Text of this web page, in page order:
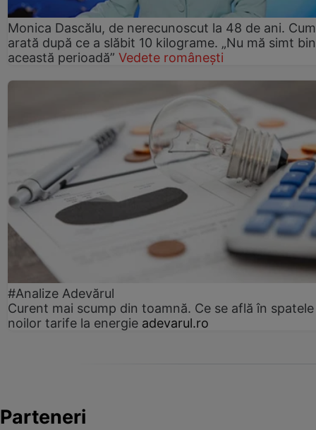
Monica Dascălu, de nerecunoscut la 48 de ani. Cum
arată după ce a slăbit 10 kilograme. „Nu mă simt
această perioadă” Vedete românești
#Analize Adevărul
Curent mai scump din toamnă. Ce se află în spatele
noilor tarife la energie adevarul.ro
Parteneri